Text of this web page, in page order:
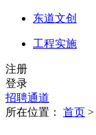
东道文创
工程实施
注册
登录
招聘通道
所在位置： 首页 >